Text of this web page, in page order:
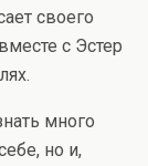
своего
с Эстер
много
но и,